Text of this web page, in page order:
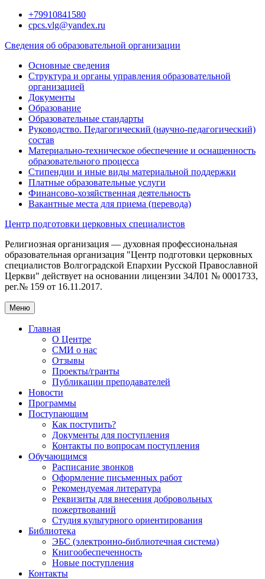
Перейти+79910841580
cpcs.vlg@yandex.ru
Сведения об образовательной организации
Основные сведения
Структура и органы управления образовательной
организацией
Документы
Образование
Образовательные стандарты
Руководство. Педагогический (научно-педагогический)
состав
Материально-техническое обеспечение и оснащенность
образовательного процесса
Стипендии и иные виды материальной поддержки
Платные образовательные услуги
Финансово-хозяйственная деятельность
Вакантные места для приема (перевода)
Центр подготовки церковных специалистов
Религиозная организация — духовная профессиональная
образовательная организация "Центр подготовки церковных
специалистов Волгоградской Eпархии Русской Православной
Церкви" действует на основании лицензии 34Л01 № 0001733,
рег.№ 159 от 16.11.2017.
Меню
Главная
О Центре
СМИ о нас
Отзывы
Проекты/гранты
Публикации преподавателей
Новости
Программы
Поступающим
Как поступить?
Документы для поступления
Контакты по вопросам поступления
Обучающимся
Расписание звонков
Оформление письменных работ
Рекомендуемая литература
Реквизиты для внесения добровольных
пожертвований
Студия культурного ориентирования
Библиотека
ЭБС (электронно-библиотечная система)
Книгообеспеченность
Новые поступления
Контакты